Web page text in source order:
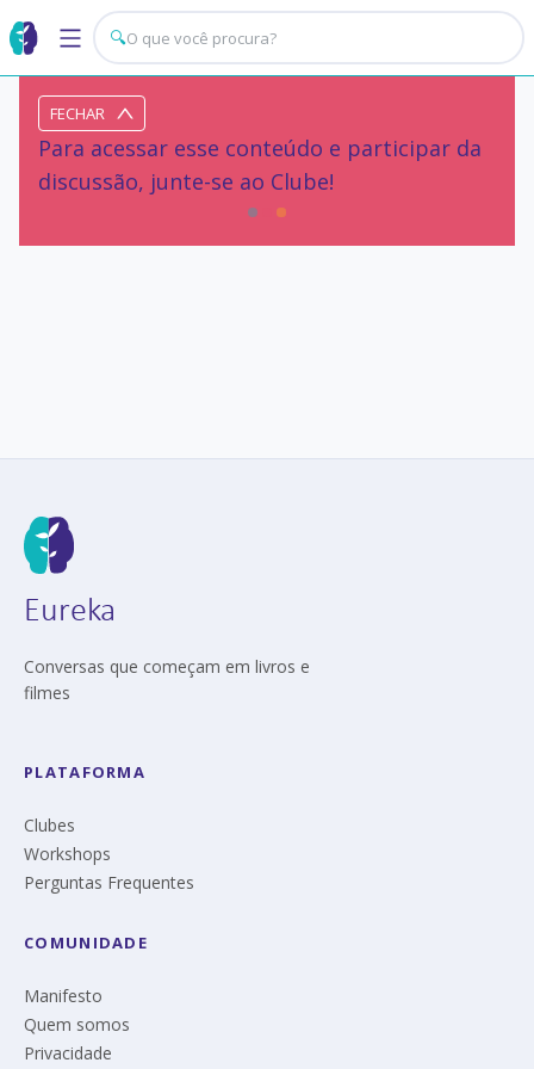
🔍
FECHAR
Para acessar esse conteúdo e participar da
discussão, junte-se ao Clube!
Eureka
Conversas que começam em livros e
filmes
PLATAFORMA
Clubes
Workshops
Perguntas Frequentes
COMUNIDADE
Manifesto
Quem somos
Privacidade